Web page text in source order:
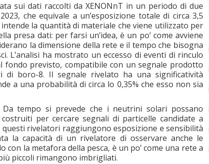
sui dati raccolti da XENONnT in un periodo di due
che equivale a un’esposizione totale di circa 3,5
la quantità di materiale che viene utilizzato per
presa dati: per farsi un’idea, è un po’ come avviene
la dimensione della rete e il tempo che bisogna
L’analisi ha mostrato un eccesso di eventi di rinculo
fondo previsto, compatibile con un segnale prodotto
di boro-8. Il segnale rivelato ha una significatività
a una probabilità di circa lo 0,35% che esso non sia
Da tempo si prevede che i neutrini solari possano
per cercare segnali di particelle candidate a
rivelatori raggiungono esposizione e sensibilità
la capacità di un rivelatore di osservare anche le
la metafora della pesca, è un po’ come una rete a
piccoli rimangono imbrigliati.